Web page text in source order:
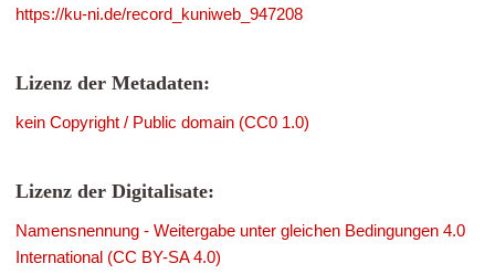
https://ku-ni.de/record_kuniweb_947208
Lizenz der Metadaten:
kein Copyright / Public domain (CC0 1.0)
Lizenz der Digitalisate:
Namensnennung - Weitergabe unter gleichen Bedingungen 4.0
International (CC BY-SA 4.0)